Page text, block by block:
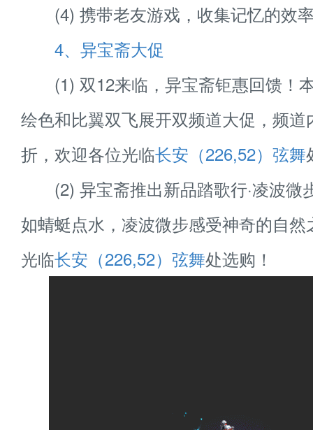
(4) 携带老友游戏，收集记忆的效
4、异宝斋大促
(1) 双12来临，异宝斋钜惠回馈！
绘色和比翼双飞展开双频道大促，频道
折，欢迎各位光临长安（226,52）弦舞
(2) 异宝斋推出新品踏歌行·凌波微
如蜻蜓点水，凌波微步感受神奇的自
光临长安（226,52）弦舞处选购！